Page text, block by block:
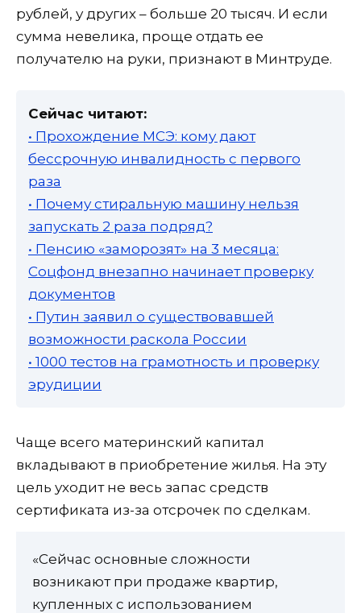
рублей, у других – больше 20 тысяч. И если
сумма невелика, проще отдать ее
получателю на руки, признают в Минтруде.
Сейчас читают:
• Прохождение МСЭ: кому дают
бессрочную инвалидность с первого
раза
• Почему стиральную машину нельзя
запускать 2 раза подряд?
• Пенсию «заморозят» на 3 месяца:
Соцфонд внезапно начинает проверку
документов
• Путин заявил о существовавшей
возможности раскола России
• 1000 тестов на грамотность и проверку
эрудиции
Чаще всего материнский капитал
вкладывают в приобретение жилья. На эту
цель уходит не весь запас средств
сертификата из-за отсрочек по сделкам.
«Сейчас основные сложности
возникают при продаже квартир,
купленных с использованием